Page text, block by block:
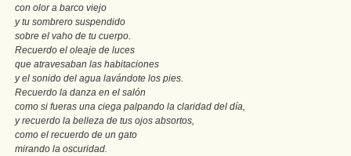
con olor a barco viejo
y tu sombrero suspendido
sobre el vaho de tu cuerpo.
Recuerdo el oleaje de luces
que atravesaban las habitaciones
y el sonido del agua lavándote los pies.
Recuerdo la danza en el salón
como si fueras una ciega palpando la claridad del día,
y recuerdo la belleza de tus ojos absortos,
como el recuerdo de un gato
mirando la oscuridad.